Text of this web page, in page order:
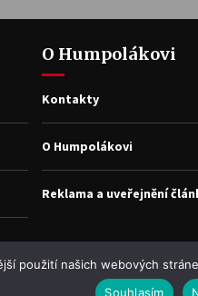
O Humpolákovi
Kontakty
O Humpolákovi
Reklama a uveřejnění
použití našich webových
Souhlasím